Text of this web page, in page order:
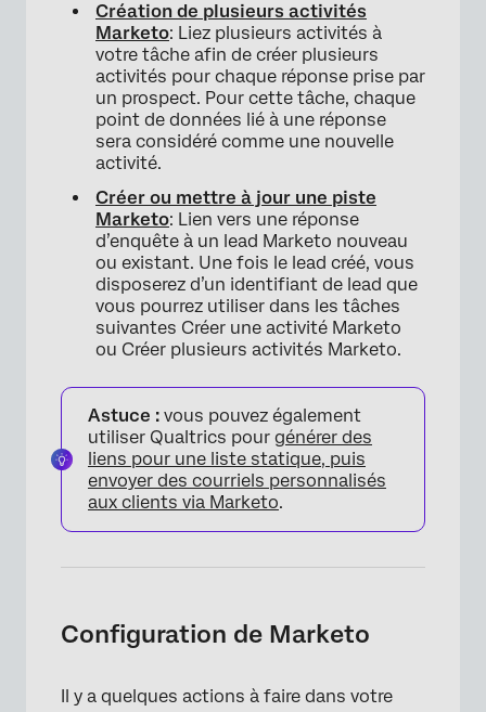
Création de plusieurs activités
Marketo: Liez plusieurs activités à
votre tâche afin de créer plusieurs
activités pour chaque réponse prise par
un prospect. Pour cette tâche, chaque
point de données lié à une réponse
sera considéré comme une nouvelle
activité.
Créer ou mettre à jour une piste
Marketo: Lien vers une réponse
d’enquête à un lead Marketo nouveau
ou existant. Une fois le lead créé, vous
disposerez d’un identifiant de lead que
vous pourrez utiliser dans les tâches
suivantes Créer une activité Marketo
ou Créer plusieurs activités Marketo.
Astuce : vous pouvez également
utiliser Qualtrics pour générer des
liens pour une liste statique, puis
envoyer des courriels personnalisés
aux clients via Marketo.
Configuration de Marketo
Il y a quelques actions à faire dans votre